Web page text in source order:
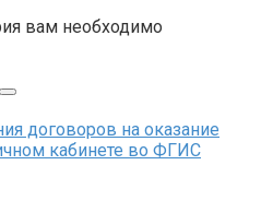
вам необходимо
договоров на оказание
кабинете во ФГИС